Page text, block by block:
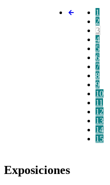
1
2
3
4
5
6
7
8
9
10
11
12
13
14
15
Exposiciones